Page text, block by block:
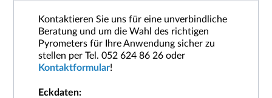
Kontaktieren Sie uns für eine unverbindliche
Beratung und um die Wahl des richtigen
Pyrometers für Ihre Anwendung sicher zu
stellen per Tel. 052 624 86 26 oder
Kontaktformular!
Eckdaten: